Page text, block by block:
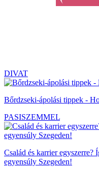
DIVAT
Bőrdzseki-ápolási tippek -
PASISZEMMEL
Család és karrier egyszerre?
egyensúly Szegeden!